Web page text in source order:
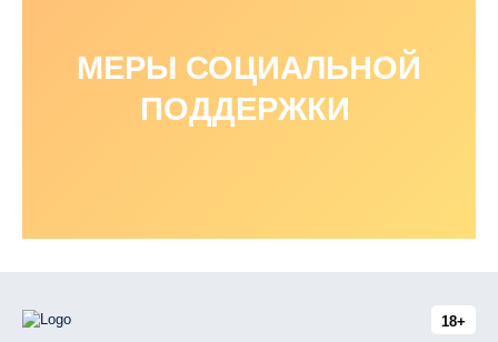
МЕРЫ СОЦИАЛЬНОЙ
ПОДДЕРЖКИ
18+